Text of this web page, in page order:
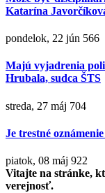
Katarína
pondelok, 22 jún 566
Majú vyjadrenia
Hrubala, sudca ŠTS
streda, 27 máj 704
Je trestné
piatok, 08 máj 922
Vitajte na stránke,
verejnosť.